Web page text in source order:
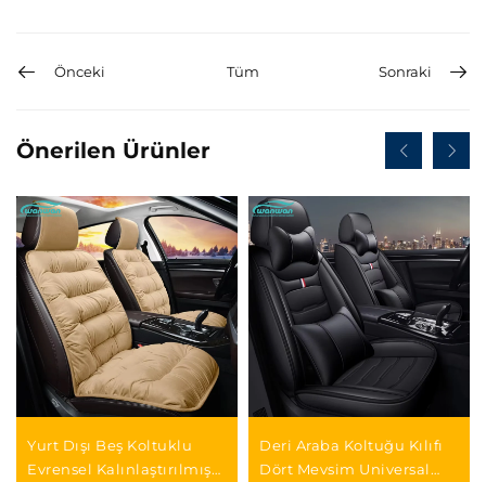
Önceki Tüm Sonraki
Önerilen Ürünler
Yurt Dışı Beş Koltuklu
Evrensel Kalınlaştırılmış
Deri Araba Koltuğu Kılıfı
Dört Mevsim Universal